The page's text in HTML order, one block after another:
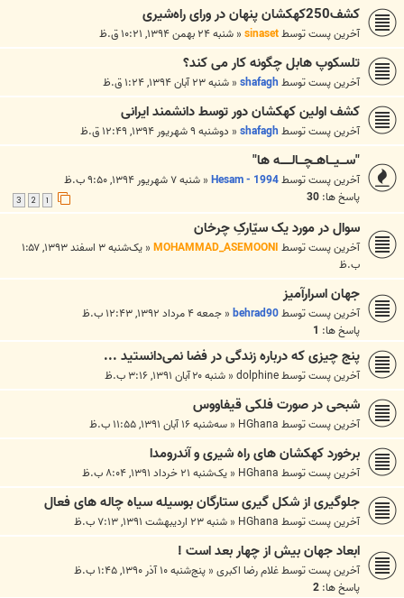
کشف250کهکشان پنهان در ورای راه‌شیری
آخرین پست توسطsinaset
« شنبه ۲۴ بهمن ۱۳۹۴, ۱۰:۲۱ ق.ظ
تلسکوپ هابل چگونه کار می کند؟
آخرین پست توسطshafagh
« شنبه ۲۳ آبان ۱۳۹۴, ۱:۲۴ ق.ظ
کشف اولین کهکشان دور توسط دانشمند ایرانی
آخرین پست توسطshafagh
« دوشنبه ۹ شهریور ۱۳۹۴, ۱۲:۴۹ ق.ظ
"ســـیـــاهــچـــالــــــه‌ ها"
آخرین پست توسطHesam - 1994
« شنبه ۷ شهریور ۱۳۹۴, ۹:۵۰ ب.ظ
پاسخ ها: 30
3
سوال در مورد یک سیّارکِ چرخان
آخرین پست توسطMOHAMMAD_ASEMOONI
«
یک‌شنبه ۳ اسفند ۱۳۹۳, ۱:۵۷
ب.ظ
جهان اسرارآمیز
آخرین پست توسطbehrad90
« جمعه ۴ مرداد ۱۳۹۲, ۱۲:۴۳ ب.ظ
پاسخ ها: 1
پنج چیزی که درباره زندگی در فضا نمی‌دانستید ...
آخرین پست توسطdolphine
« شنبه ۲۰ آبان ۱۳۹۱, ۳:۱۶ ب.ظ
شبحی در صورت فلکی قیفاووس
آخرین پست توسطHGhana
« سه‌شنبه ۱۶ آبان ۱۳۹۱, ۱۱:۵۵ ب.ظ
برخورد کهکشان های راه شیری و آندرومدا
آخرین پست توسطHGhana
« یک‌شنبه ۲۱ خرداد ۱۳۹۱, ۸:۰۴ ب.ظ
جلوگیری از شکل گیری ستارگان بوسیله سیاه چاله های فعال
آخرین پست توسطHGhana
« شنبه ۲۳ اردیبهشت ۱۳۹۱, ۷:۱۳ ب.ظ
ابعاد جهان بيش از چهار بعد است !
آخرین پست توسطغلام رضا اکبری« پنج‌شنبه ۱۰ آذر ۱۳۹۰, ۱:۴۵ ب.ظ
پاسخ ها: 2